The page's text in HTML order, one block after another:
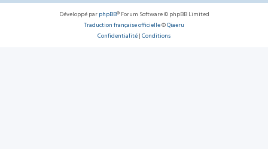
Développé par phpBB® Forum Software © phpBB Limited
Traduction française officielle©Qiaeru
Confidentialité | Conditions